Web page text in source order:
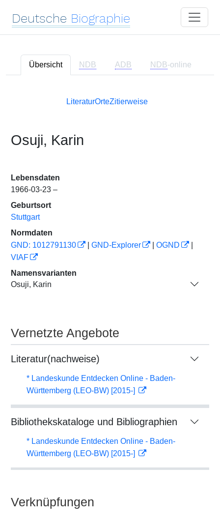
Deutsche Biographie
Übersicht NDB ADB NDB-online
LiteraturOrteZitierweise
Osuji, Karin
Lebensdaten
1966-03-23 –
Geburtsort
Stuttgart
Normdaten
GND: 1012791130
GND-Explorer OGND
VIAF
Namensvarianten
Osuji, Karin
Vernetzte Angebote
Literatur(nachweise)
* Landeskunde Entdecken Online - Baden-
Württemberg (LEO-BW) [2015-]
Bibliothekskataloge und Bibliographien
* Landeskunde Entdecken Online - Baden-
Württemberg (LEO-BW) [2015-]
Verknüpfungen